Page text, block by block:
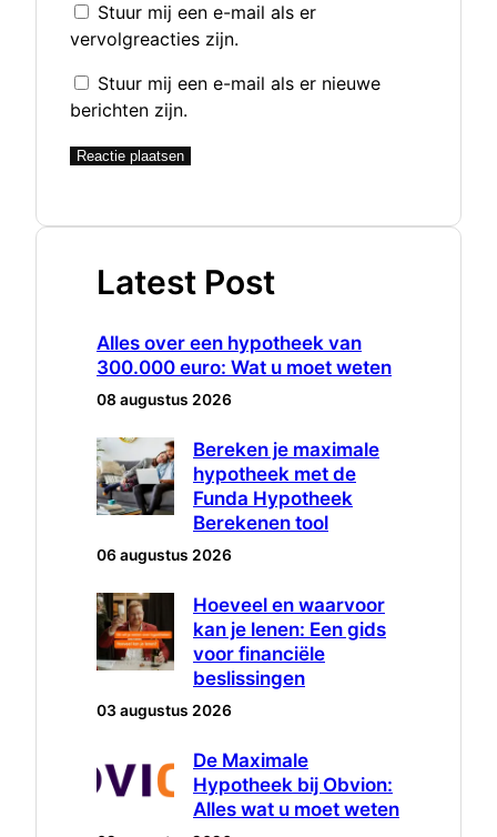
Stuur mij een e-mail als er
vervolgreacties zijn.
Stuur mij een e-mail als er nieuwe
berichten zijn.
Latest Post
Alles over een hypotheek van
300.000 euro: Wat u moet weten
08 augustus 2026
Bereken je maximale
hypotheek met de
Funda Hypotheek
Berekenen tool
06 augustus 2026
Hoeveel en waarvoor
kan je lenen: Een gids
voor financiële
beslissingen
03 augustus 2026
De Maximale
Hypotheek bij Obvion:
Alles wat u moet weten